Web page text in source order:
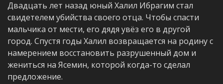
Двадцать лет назад юный Халил Ибрагим стал
свидетелем убийства своего отца. Чтобы спасти
мальчика от мести, его дядя увёз его в другой
город. Спустя годы Халил возвращается на родину с
намерением восстановить разрушенный дом и
жениться на Ясемин, которой когда-то сделал
предложение.